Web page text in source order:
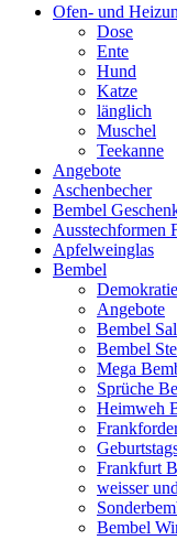
Ofen- und
Dose
Ente
Hund
Katze
länglich
Muschel
Teekanne
Angebote
Aschenbecher
Bembel
Ausstechformen
Apfelweinglas
Bembel
Angebote
Bembel
Bembel
Mega
Sprüche
Heimweh
Frankfurt
weisser
Bembel